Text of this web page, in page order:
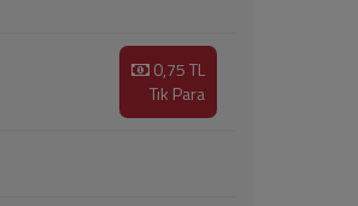
0,75 TL
Tık Para